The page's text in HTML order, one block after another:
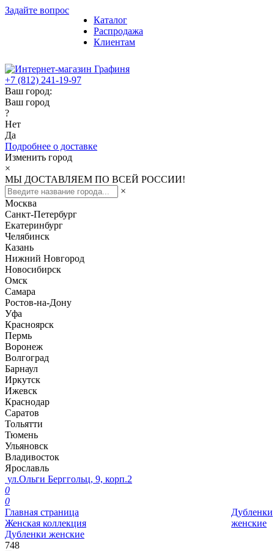
Задайте вопрос
Каталог
Распродажа
Клиентам
+7 (812) 241-19-97
Ваш город:
Ваш город
?
Нет
Да
Подробнее о доставке
Изменить город
×
МЫ ДОСТАВЛЯЕМ ПО ВСЕЙ РОССИИ!
×
Москва
Санкт-Петербург
Екатеринбург
Челябинск
Казань
Нижний Новгород
Новосибирск
Омск
Самара
Ростов-на-Дону
Уфа
Красноярск
Пермь
Воронеж
Волгоград
Барнаул
Иркутск
Ижевск
Краснодар
Саратов
Тольятти
Тюмень
Ульяновск
Владивосток
Ярославль
ул.Ольги Берггольц, 9, корп.2
0
0
Главная страница
Женская коллекция
Дубленки женские
748
Дубленки
женские